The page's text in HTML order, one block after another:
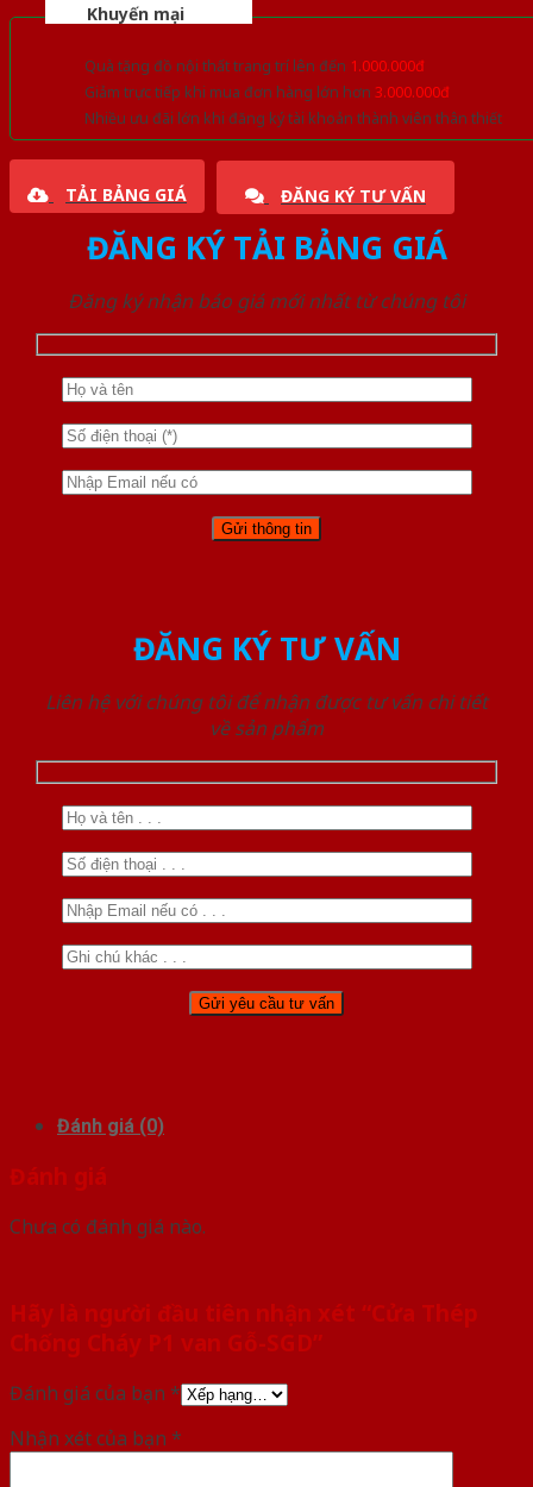
Khuyến mại
Quà tặng đồ nội thất trang trí lên đến 1.000.000đ
Giảm trực tiếp khi mua đơn hàng lớn hơn 3.000.000đ
Nhiều ưu đãi lớn khi đăng ký tài khoản thành viên thân thiết
TẢI BẢNG GIÁ ĐĂNG KÝ TƯ VẤN
ĐĂNG KÝ TẢI BẢNG GIÁ
Đăng ký nhận báo giá mới nhất từ chúng tôi
ĐĂNG KÝ TƯ VẤN
Liên hệ với chúng tôi để nhận được tư vấn chi tiết
về sản phẩm
Đánh giá (0)
Đánh giá
Chưa có đánh giá nào.
Hãy là người đầu tiên nhận xét “Cửa Thép
Chống Cháy P1 van Gỗ-SGD”
Đánh giá của bạn *
Nhận xét của bạn *